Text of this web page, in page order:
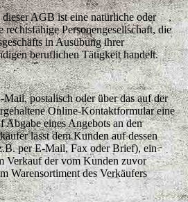
AGB ist eine natürliche oder
rechtsfähige Personengesellschaft, die
in Ausübung ihrer
beruflichen Tätigkeit handelt.
postalisch oder über das auf der
Online-Kontaktformular eine
eines Angebots an den
lässt dem Kunden auf dessen
per E-Mail, Fax oder Brief), ein
Verkauf der vom Kunden zuvor
Warensortiment des Verkäufers